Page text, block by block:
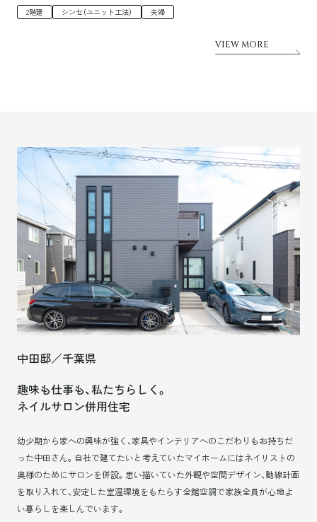
2階建 シンセ（ユニット工法） 夫婦
VIEW MORE
中田邸／千葉県
趣味も仕事も、私たちらしく。
ネイルサロン併用住宅
幼少期から家への興味が強く、家具やインテリアへのこだわりもお持ちだ
った中田さん。自社で建てたいと考えていたマイホームにはネイリストの
奥様のためにサロンを併設。思い描いていた外観や空間デザイン、動線計画
を取り入れて、安定した室温環境をもたらす全館空調で家族全員が心地よ
い暮らしを楽しんでいます。